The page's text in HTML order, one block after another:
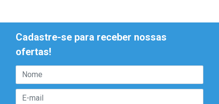
Cadastre-se para receber nossas
ofertas!